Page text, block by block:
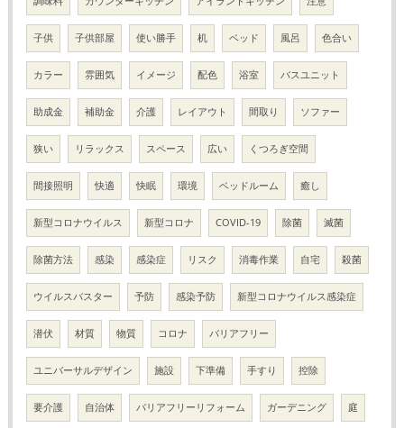
子供 子供部屋 使い勝手 机 ベッド 風呂 色合い
カラー 雰囲気 イメージ 配色 浴室 バスユニット
助成金 補助金 介護 レイアウト 間取り ソファー
狭い リラックス スペース 広い くつろぎ空間
間接照明 快適 快眠 環境 ベッドルーム 癒し
新型コロナウイルス 新型コロナ COVID-19 除菌 滅菌
除菌方法 感染 感染症 リスク 消毒作業 自宅 殺菌
ウイルスバスター 予防 感染予防 新型コロナウイルス感染症
潜伏 材質 物質 コロナ バリアフリー
ユニバーサルデザイン 施設 下準備 手すり 控除
要介護 自治体 バリアフリーリフォーム ガーデニング 庭